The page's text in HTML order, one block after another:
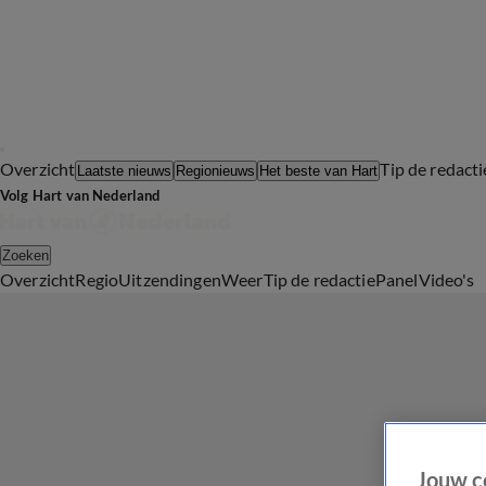
Overzicht Laatste nieuws Regionieuws Het beste van HartTip de
Volg Hart van Nederland
Zoeken
OverzichtRegioUitzendingenWeerTip de redactiePanelVideo's
Jouw